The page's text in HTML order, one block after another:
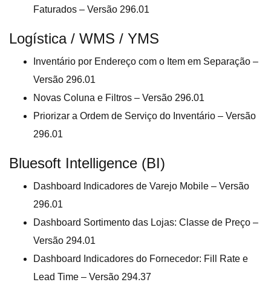
Faturados – Versão 296.01
Logística / WMS / YMS
Inventário por Endereço com o Item em Separação –
Versão 296.01
Novas Coluna e Filtros – Versão 296.01
Priorizar a Ordem de Serviço do Inventário – Versão
296.01
Bluesoft Intelligence (BI)
Dashboard Indicadores de Varejo Mobile – Versão
296.01
Dashboard Sortimento das Lojas: Classe de Preço –
Versão 294.01
Dashboard Indicadores do Fornecedor: Fill Rate e
Lead Time – Versão 294.37